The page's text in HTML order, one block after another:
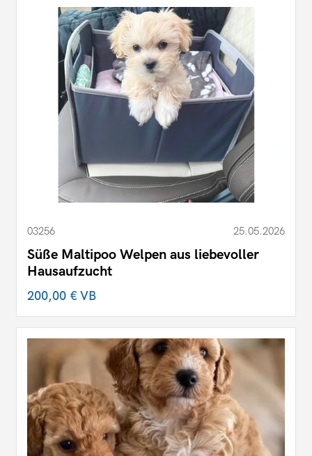
03256 25.05.2026
Süße Maltipoo Welpen aus liebevoller
Hausaufzucht
200,00 €VB